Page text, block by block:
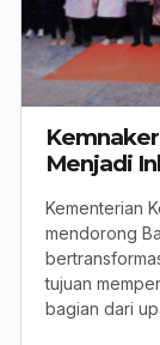
Menjadi
Kementerian
mendorong
tujuan
bagian dari